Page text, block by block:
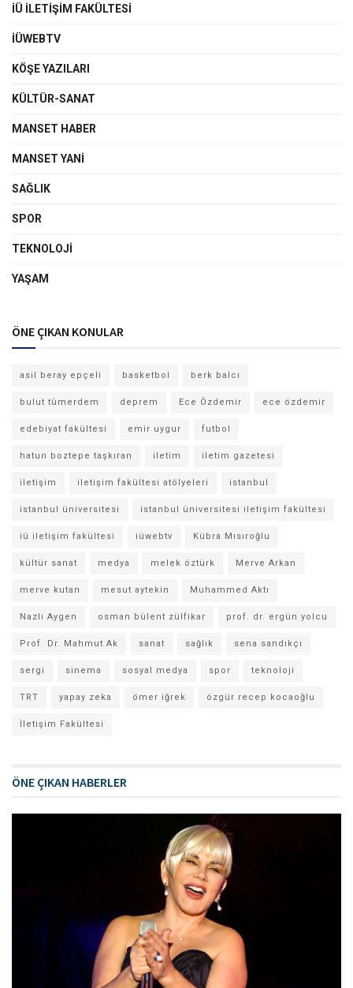
İÜ İLETIŞIM FAKÜLTESI
İÜWEBTV
KÖŞE YAZILARI
KÜLTÜR-SANAT
MANSET HABER
MANSET YANI
SAĞLIK
SPOR
TEKNOLOJI
YAŞAM
ÖNE ÇIKAN KONULAR
asil beray epçeli basketbol berk balcı
bulut tümerdem deprem Ece Özdemir ece özdemir
edebiyat fakültesi emir uygur futbol
hatun boztepe taşkıran iletim iletim gazetesi
iletişim iletişim fakültesi atölyeleri istanbul
istanbul üniversitesi istanbul üniversitesi iletişim fakültesi
iü iletişim fakültesi iüwebtv Kübra Mısıroğlu
kültür sanat medya melek öztürk Merve Arkan
merve kutan mesut aytekin Muhammed Aktı
Nazlı Aygen osman bülent zülfikar prof. dr. ergün yolcu
Prof. Dr. Mahmut Ak sanat sağlık sena sandıkçı
sergi sinema sosyal medya spor teknoloji
TRT yapay zeka ömer iğrek özgür recep kocaoğlu
İletişim Fakültesi
ÖNE ÇIKAN HABERLER